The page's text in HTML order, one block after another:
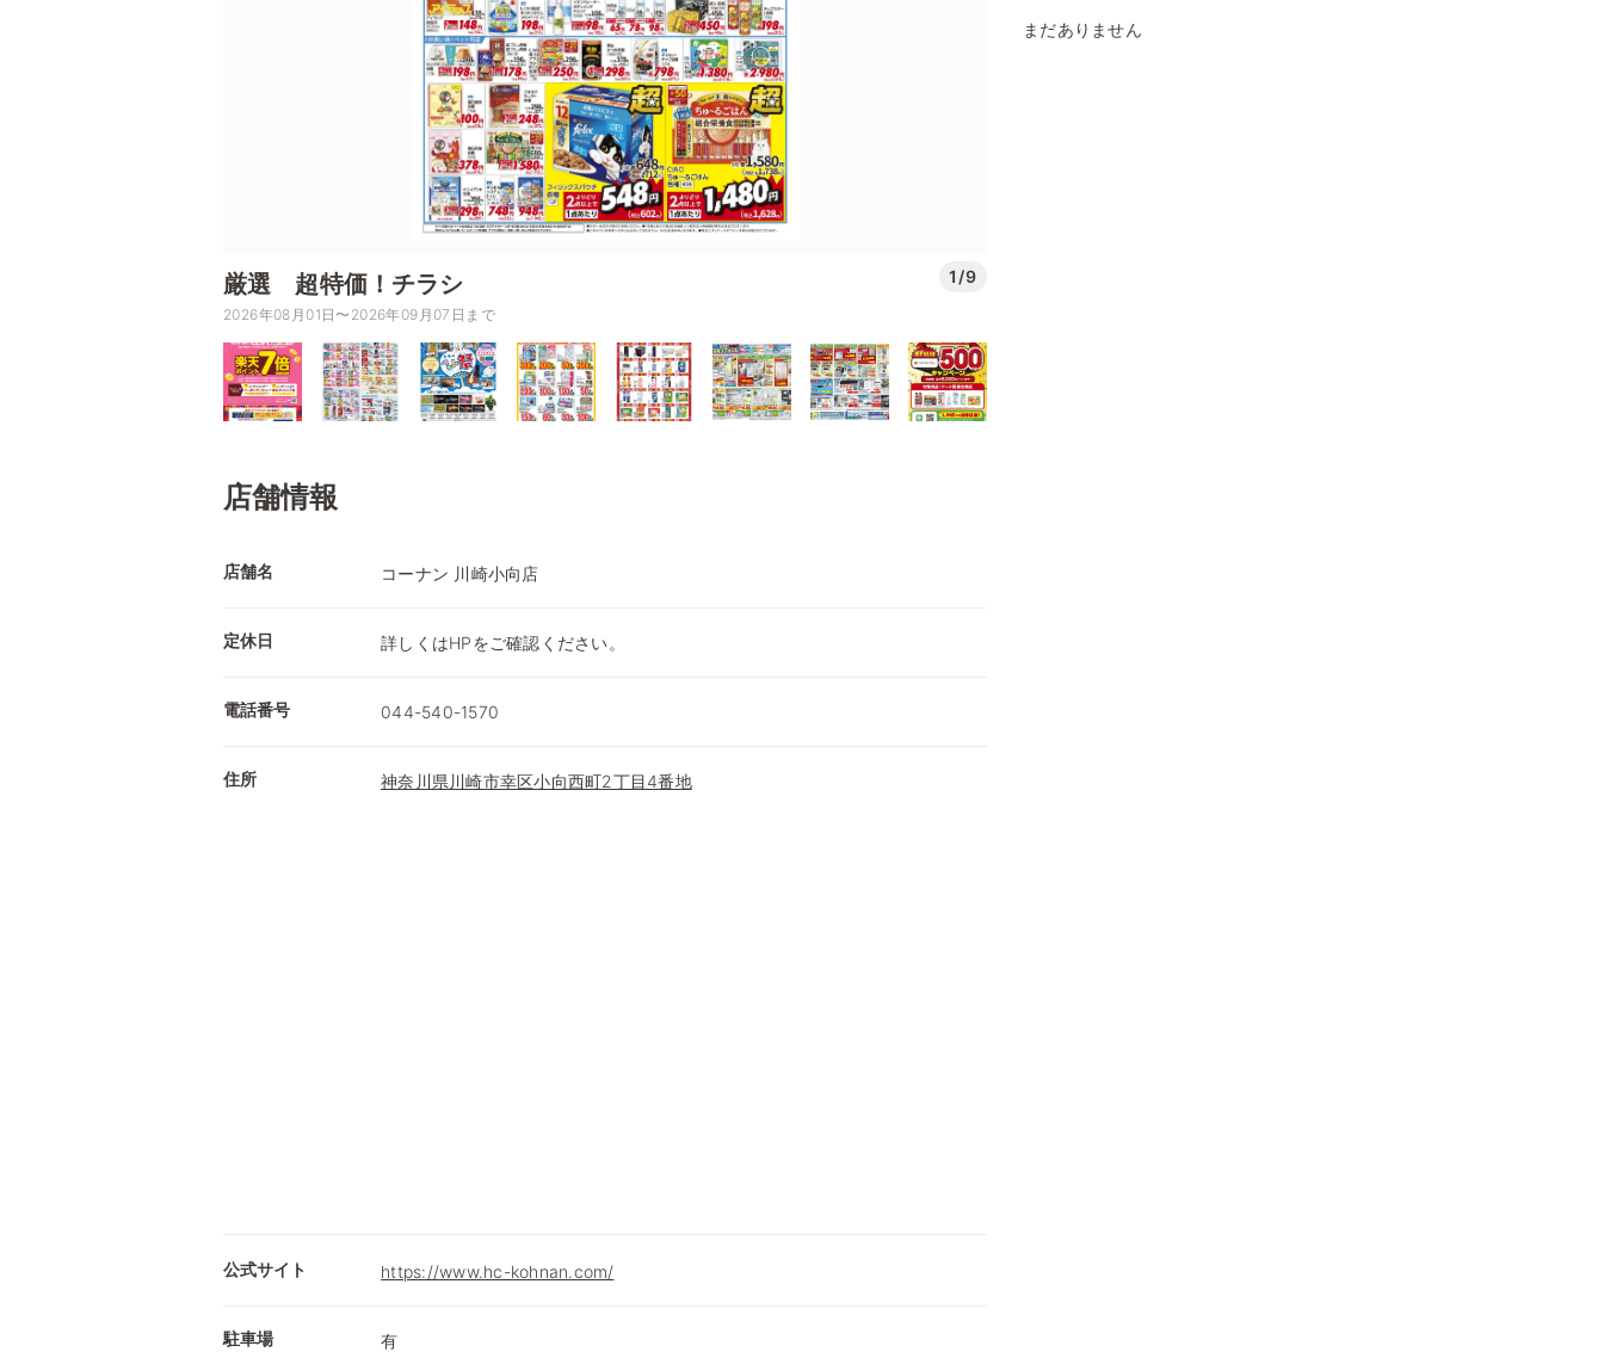
厳選 超特価！チラシ 1/9
2026年08月01日〜2026年09月07日まで
店舗情報
店舗名 コーナン 川崎小向店
定休日 詳しくはHPをご確認ください。
電話番号 044-540-1570
住所 神奈川県川崎市幸区小向西町2丁目4番地
公式サイト https://www.hc-kohnan.com/
駐車場 有
まだありません